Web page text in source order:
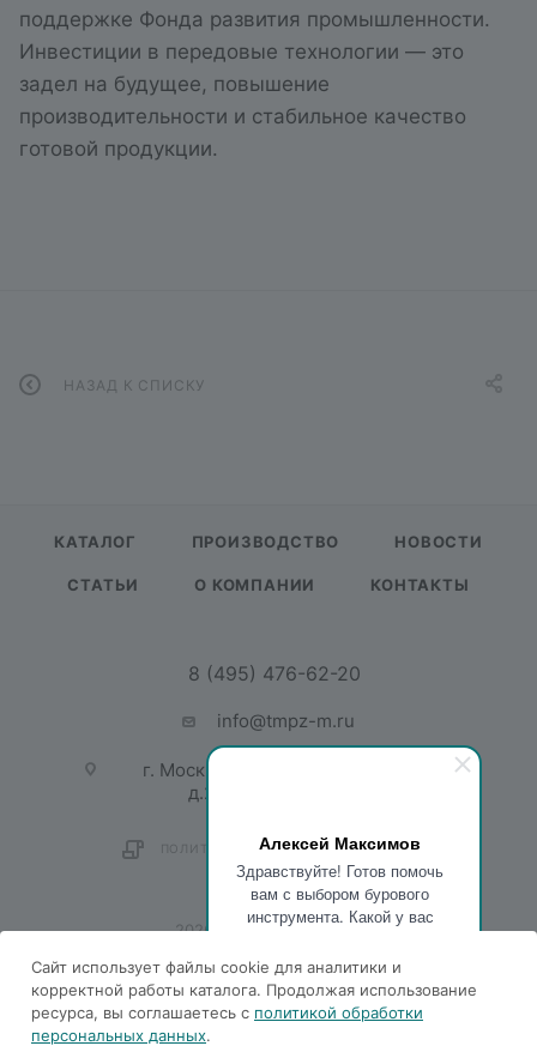
Алексей Максимов
Здравствуйте! Готов помочь
вам с выбором бурового
инструмента. Какой у вас
поддержке Фонда развития промышленности.
Инвестиции в передовые технологии — это
задел на будущее, повышение
производительности и стабильное качество
готовой продукции.
НАЗАД К СПИСКУ
КАТАЛОГ ПРОИЗВОДСТВО НОВОСТИ
СТАТЬИ О КОМПАНИИ КОНТАКТЫ
8 (495) 476-62-20
info@tmpz-m.ru
г. Москва, ул. Садовая-Спасская,
д.21/1, пом. 1, офис 201
ПОЛИТИКА КОНФИДЕНЦИАЛЬНОСТИ
2026 © ТМПЗ Механика
Сайт использует файлы cookie для аналитики и
корректной работы каталога. Продолжая использование
ресурса, вы соглашаетесь с политикой обработки
персональных данных.